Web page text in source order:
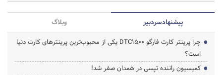
پیشنهاد‌سردبیر
وبلاگ
چرا پرینتر کارت فارگو DTC1500 یکی از محبوب‌ترین پرینترهای کارت دنیا
است؟
کمیسیون راننده تپسی در همدان صفر شد!